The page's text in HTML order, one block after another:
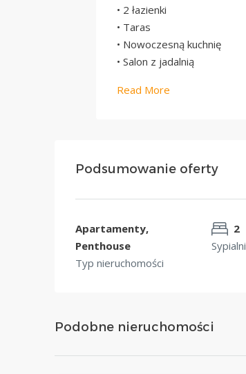
• 2 łazienki
• Taras
• Nowoczesną kuchnię
• Salon z jadalnią
Read More
Podsumowanie oferty
Apartamenty,
Penthouse
Typ nieruchomości
2
Sypialni
Podobne nieruchomości